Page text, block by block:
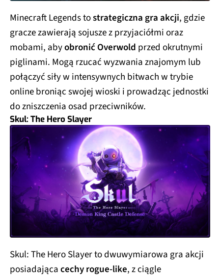
Minecraft Legends tostrategiczna gra akcji, gdzie
gracze zawierają sojusze z przyjaciółmi oraz
mobami, abyobronić Overwold przed okrutnymi
piglinami. Mogą rzucać wyzwania znajomym lub
połączyć siły w intensywnych bitwach w trybie
online broniąc swojej wioski i prowadząc jednostki
do zniszczenia osad przeciwników.
Skul: The Hero Slayer
Skul: The Hero Slayer to dwuwymiarowa gra akcji
posiadającacechy rogue-like, z ciągle